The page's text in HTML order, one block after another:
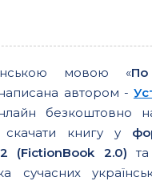
мовою «По
автором -
безкоштовно
скачати книгу у
(FictionBook 2.0)
сучасних